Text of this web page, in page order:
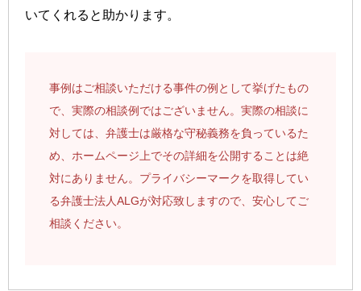
いてくれると助かります。
事例はご相談いただける事件の例として挙げたもの
で、実際の相談例ではございません。実際の相談に
対しては、弁護士は厳格な守秘義務を負っているた
め、ホームページ上でその詳細を公開することは絶
対にありません。プライバシーマークを取得してい
る弁護士法人ALGが対応致しますので、安心してご
相談ください。